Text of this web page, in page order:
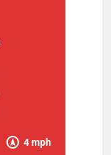
4 mph